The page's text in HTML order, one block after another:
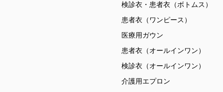
検診衣・患者衣（ボトムス）
患者衣（ワンピース）
医療用ガウン
患者衣（オールインワン）
検診衣（オールインワン）
介護用エプロン